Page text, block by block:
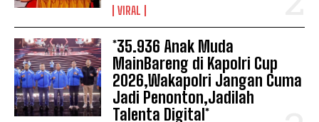
VIRAL
*35.936 Anak Muda
MainBareng di Kapolri Cup
2026,Wakapolri Jangan Cuma
Jadi Penonton,Jadilah
Talenta Digital*